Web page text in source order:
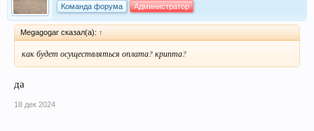
Команда форума
Администратор
Megagogar сказал(а): ↑
как будет осуществляться оплата? крипта?
да
18 дек 2024